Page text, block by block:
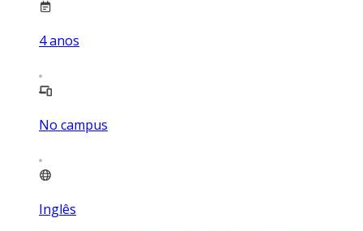
4anos
No campus
Inglês